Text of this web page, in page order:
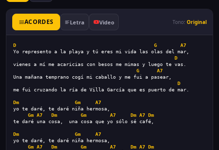
ACORDES Letra Video Tono: Original
D G
A7
Yo represento a la playa y tú eres mi vida las olas del mar,
D
vienes a mí me acaricias con besos me mimas y luego te vas.
G
A7
Una mañana temprano cogí mi caballo y me fui a pasear,
D
me fui cruzando la ría de Villa García que es puerto de mar.
Dm Gm
A7
yo te daré, te daré niña hermosa,
Gm A7 Dm Gm A7 Dm A7 Dm
te daré una cosa,  una cosa que yo sólo sé café,
Dm Gm
A7
yo te daré, te daré niña hermosa,
Gm A7 Dm Gm A7 Dm A7 Dm